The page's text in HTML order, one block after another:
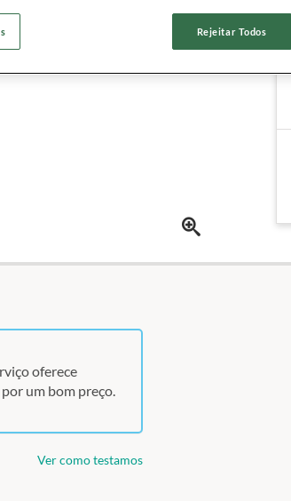
oferece
um bom preço.
Ver como testamos
Rejeitar Todos